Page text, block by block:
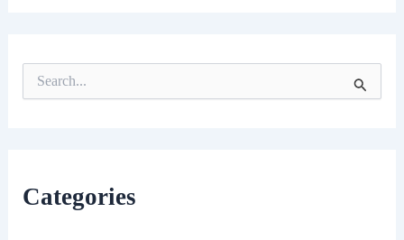
o
Categories